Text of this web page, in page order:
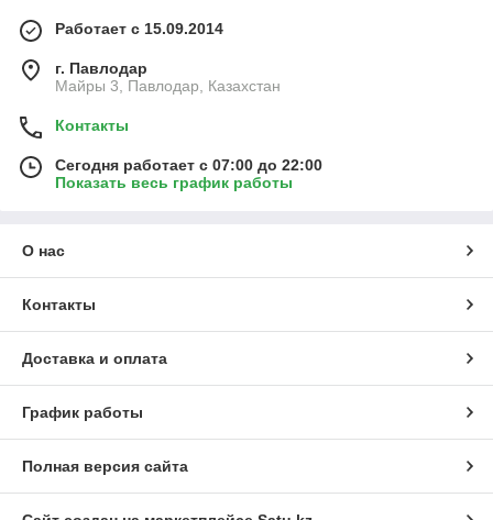
Работает с 15.09.2014
г. Павлодар
Майры 3, Павлодар, Казахстан
Контакты
Сегодня работает с 07:00 до 22:00
Показать весь график работы
О нас
Контакты
Доставка и оплата
График работы
Полная версия сайта